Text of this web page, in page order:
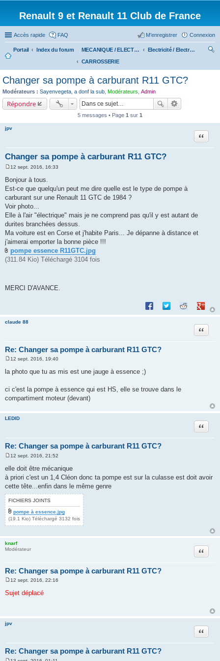
Renault 9 et Renault 11 Club de France
Accès rapide FAQ Connexion
M’enregistrer
Portail Index du forum
MECANIQUE / ELECTRICITE
CARROSSERIE
Electricité / Electronique
Changer sa pompe à carburant R11 GTC?
Modérateurs : Sayenvegeta a donf la sub Modérateurs Admin
Répondre
5 messages • Page 1 sur 1
jpv
Changer sa pompe à carburant R11 GTC?
Citation
s
s
g
e
12 sept. 2016, 16:33
Bonjour à tous.
Est-ce que quelqu'un peut me dire quelle est le type de pompe à
carburant sur une Renault 11 GTC de 1984 ?
Voir photo...
Elle à l'air "électrique" mais je ne comprend pas qu'il y est autant de
durites branchées dessus.
Ma voiture est en Corse et j'habite Paris... Je dépanne à distance et
j'aimerai emporter la bonne pièce !!!
pompe essence R11GTC.jpg
(311.84 Kio) Téléchargé 3104 fois
MERCI D'AVANCE.
Partager sur Facebook
Partager sur Twitter
Partager sur
claude 88
Re: Changer sa pompe à carburant R11 GTC?
Citation
s
g
e
12 sept. 2016, 19:40
la photo que tu as mis est une jauge à essence ;)
ci c'est la pompe à essence qui est HS, elle se trouve dans le
compartiment moteur (devant)
LEDID
Re: Changer sa pompe à carburant R11 GTC?
Citation
e
s
s
a
g
e
12 sept. 2016, 21:52
elle doit être mécanique
à priori c'est un 1,4 Cléon donc ta pompe est sur la culasse est doit avoir
cette tête...enfin dans le même genre
FICHIERS JOINTS
pompe à essence.jpg
(19.1 Kio) Téléchargé 3132 fois
knarf
Modérateur
Re: Changer sa pompe à carburant R11 GTC?
Citation
e
s
e
12 sept. 2016, 22:16
Sujet déplacé
jpv
Re: Changer sa pompe à carburant R11 GTC?
Citation